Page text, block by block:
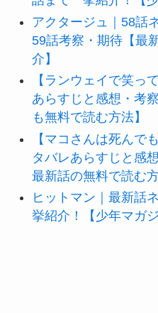
アクタージュ｜58話
59話考察・期待【最
介】
【ランウェイで笑
あらすじと感想・考
も無料で読む方法】
【マコさんは死ん
タバレあらすじと感
最新話の無料で読む方
ヒットマン｜最新話
挙紹介！【少年マガジ